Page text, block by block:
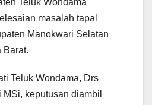
Teluk Wondama
masalah tapal
Manokwari Selatan
Barat.
Teluk Wondama, Drs
keputusan diambil